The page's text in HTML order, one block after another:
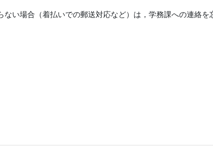
ない場合（着払いでの郵送対応など）は，学務課への連絡